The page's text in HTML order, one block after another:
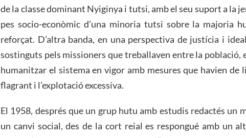
de la classe dominant Nyiginya i tutsi, amb el seu suport a la
pes socio-econòmic d’una minoria tutsi sobre la majoria
reforçat. D’altra banda, en una perspectiva de justícia i
sostinguts pels missioners que treballaven entre la població,
humanitzar el sistema en vigor amb mesures que havien
flagrant i l’explotació excessiva.
El 1958, després que un grup hutu amb estudis redactés un
un canvi social, des de la cort reial es respongué amb un